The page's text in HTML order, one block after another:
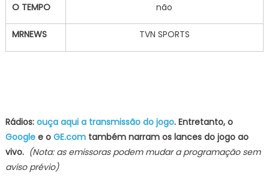
O TEMPO não
MRNEWS TVN SPORTS
Rádios: ouça aqui a transmissão do jogo. Entretanto, o
Googlee o GE.comtambém narram os lances do jogo ao
vivo. (Nota: as emissoras podem mudar a programação sem
aviso prévio)